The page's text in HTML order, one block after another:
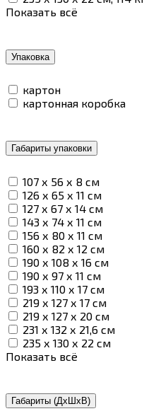
Показать всё
Упаковка
картон
картонная коробка
Габариты упаковки
107 х 56 х 8 см
126 х 65 х 11 см
127 х 67 х 14 см
143 х 74 х 11 см
156 х 80 х 11 см
160 х 82 х 12 см
190 х 108 х 16 см
190 х 97 х 11 см
193 х 110 х 17 см
219 х 127 х 17 см
219 х 127 х 20 см
231 х 132 х 21,6 см
235 х 130 х 22 см
Показать всё
Габариты (ДхШхВ)